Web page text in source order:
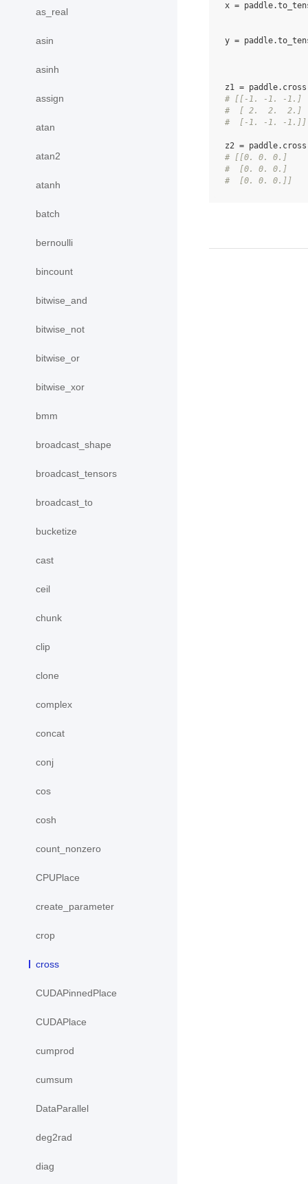
as_real
asin
asinh
assign
atan
atan2
atanh
batch
bernoulli
bincount
bitwise_and
bitwise_not
bitwise_or
bitwise_xor
bmm
broadcast_shape
broadcast_tensors
broadcast_to
bucketize
cast
ceil
chunk
clip
clone
complex
concat
conj
cos
cosh
count_nonzero
CPUPlace
create_parameter
crop
cross
CUDAPinnedPlace
CUDAPlace
cumprod
cumsum
DataParallel
deg2rad
diag
x = paddle.
y = paddle.
z1 = paddle. cross
# [[-1. -1. -1.]
#  [ 2.  2.  2.]
#  [-1. -1. -1.]]
z2 = paddle. cross
# [[0. 0. 0.]
#  [0. 0. 0.]
#  [0. 0. 0.]]